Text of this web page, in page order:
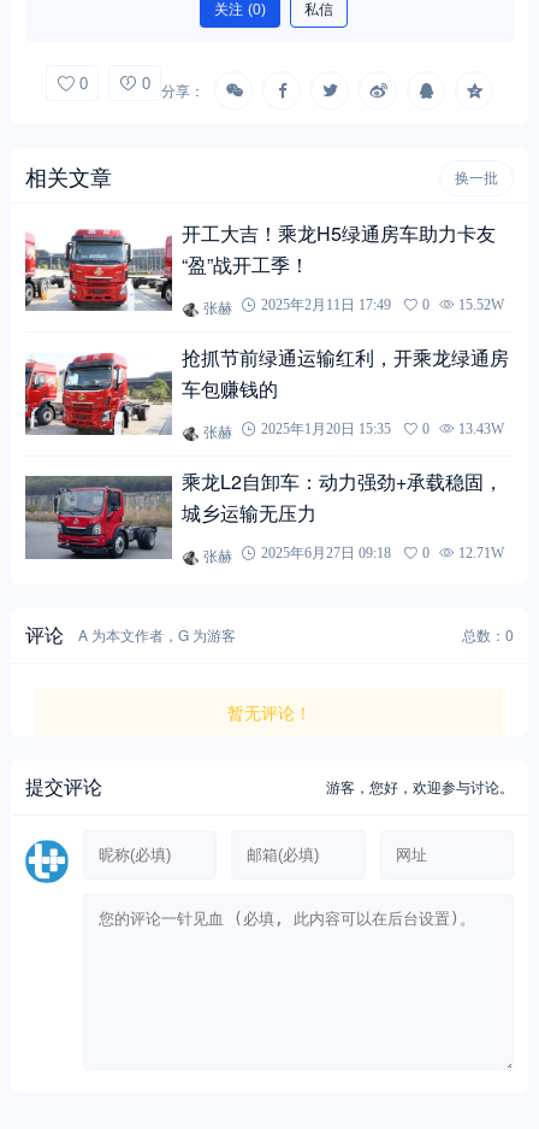
关注 (0) 私信
0 0 分享：
相关文章 换一批
开工大吉！乘龙H5绿通房车助力卡友
“盈”战开工季！
张赫 2025年2月11日 17:49 0 15.52W
抢抓节前绿通运输红利，开乘龙绿通房
车包赚钱的
张赫 2025年1月20日 15:35 0 13.43W
乘龙L2自卸车：动力强劲+承载稳固，
城乡运输无压力
张赫 2025年6月27日 09:18 0 12.71W
评论 A 为本文作者，G 为游客 总数：0
暂无评论！
提交评论 游客，您好，欢迎参与讨论。